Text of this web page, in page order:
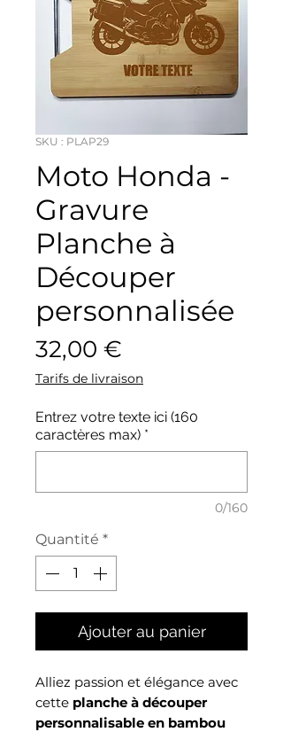
SKU : PLAP29
Moto Honda -
Gravure
Planche à
Découper
personnalisée
32,00 €
Tarifs de livraison
Entrez votre texte ici (160
caractères max) *
0/160
Quantité *
Ajouter au panier
Alliez passion et élégance avec
cette planche à découper
personnalisable en bambou